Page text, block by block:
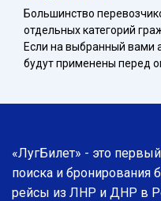
Большинство
отдельных категорий
Если на выбранный вами
будут применены перед
«ЛугБилет» - это
поиска и бронирования
рейсы из ЛНР и ДНР в